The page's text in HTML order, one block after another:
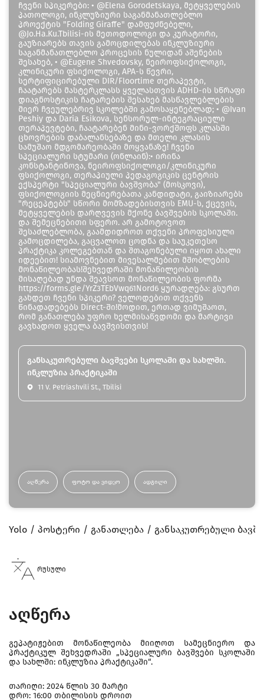
ჩვენი სპიკერები: • @Elena Gorodetskaya, მეტყველების
პათოლოგი, ინკლუზიური საგანმანათლებლო
პროექტის "Folding Giraffe" დამფუძნებელი,
@Jo.Ha.Ku.Tbilisi-ის მეთოდოლოგი და კურატორი,
გაუზიარებს თავის გამოცდილებას ინკლუზიური
საგანმანათლებლო პროცესის ნულიდან აშენების
შესახებ, • @Eugene Shvedovsky, ნეიროფსიქოლოგი,
კლინიკური ფსიქოლოგი, APA-ს წევრი,
სერტიფიცირებული DIR/Floortime თერაპევტი,
ჩაატარებს მასტერკლასს ყველასთვის ADHD-ის სწრაფი
დიაგნოსტიკის ჩატარების შესახებ მასწავლებლების
მიერ ჩვეულებრივ სკოლებში გამოსაყენებლად; • @Ivan
Peshiy და Daria Esikova, სენსორულ-ინტეგრაციული
თერაპევტები, ჩაატარებენ მინი-ვორქშოფს კლასში
ცხოვრების დაბალანსებაზე და მთელი კლასის
სამუშაო მდგომარეობაში მოყვანაზე! ჩვენი
სპეციალური სტუმარი (ონლაინ):• ირინა
კონსტანტინოვა, ნეიროფსიქოლოგი/კლინიკური
ფსიქოლოგი, თერაპიული პედაგოგიკის ცენტრის
ექსპერტი "სპეციალური ბავშვობა" (მოსკოვი),
ფსიქოლოგიის მეცნიერებათა კანდიდატი, გაიზიარებს
"რეცეპტებს" სწორი მომზადებისთვის EMU-ს, ქცევის,
მეტყველების დარღვევის მქონე ბავშვების სკოლაში.
და შემეცნებითი სფერო. არ გამოტოვოთ
შესაძლებლობა, გაამდიდროთ თქვენი პროფესიული
გამოცდილება, გაცვალოთ ცოდნა და საუკეთესო
პრაქტიკა კოლეგებთან და შთაგონებული იყოთ ახალი
იდეებით! სიამოვნებით მივესალმებით მშობლების
მონაწილეობას!შეხვედრაში მონაწილეობის
მისაღებად უნდა შეავსოთ მონაწილეობის ფორმა
https://forms.gle/YrZ3TEbVwq61Nord6 ყურადღება: გსურთ
გახდეთ ჩვენი სპიკერი? ველოდებით თქვენს
წინადადებებს Direct-ში!მოდით, ერთად ვიმუშაოთ,
რომ განათლება უფრო ხელმისაწვდომი და მარტივი
გავხადოთ ყველა ბავშვისთვის!
განსაკუთრებული ბავშვები სკოლაში და სახლში.
ინკლუზია პრაქტიკაში
11 V. Petriashvili St., Tbilisi
ᲐᲦᲬᲔᲠᲐ ᲤᲝᲢᲝ ᲓᲐ ᲕᲘᲓᲔᲝ ᲐᲓᲒᲘᲚᲘ
Yolo პოსტერი განათლება განსაკუთრებული
რუსული
აღწერა
გეპატიჟებით მონაწილეობა მიიღოთ სამეცნიერო და
პრაქტიკულ შეხვედრაში „სპეციალური ბავშვები სკოლაში
და სახლში: ინკლუზია პრაქტიკაში“.
თარიღი: 2024 წლის 30 მარტი
დრო: 16:00 თბილისის დროით